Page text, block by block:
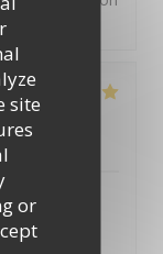
site
or
:5
Les mets
de